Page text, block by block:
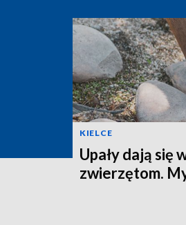
KIELCE
Upały dają się
zwierzętom.